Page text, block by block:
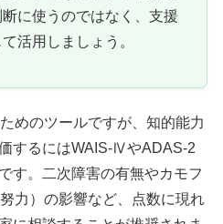
に使うのではなく、支援
活用しましょう。
めのツールですが、知的能力
するにはWAIS‑ⅣやADAS‑2
す。二次障害の有無やカモフ
力）の影響など、点数に現れ